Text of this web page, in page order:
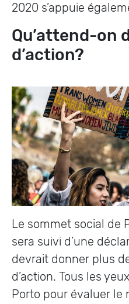
2020 s’appuie
Qu’attend-on
d’action?
Le sommet social de
sera suivi d’une
devrait donner plus
d’action. Tous les
Porto pour évaluer le